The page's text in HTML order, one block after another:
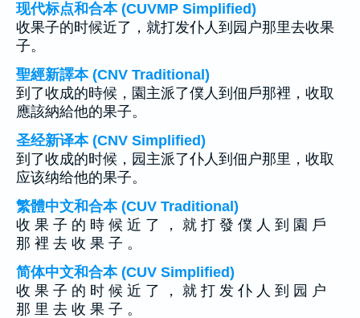
现代标点和合本 (CUVMP Simplified)
收果子的时候近了，就打发仆人到园户那里去收果
子。
聖經新譯本 (CNV Traditional)
到了收成的時候，園主派了僕人到佃戶那裡，收取
應該納給他的果子。
圣经新译本 (CNV Simplified)
到了收成的时候，园主派了仆人到佃户那里，收取
应该纳给他的果子。
繁體中文和合本 (CUV Traditional)
收 果 子 的 時 候 近 了 ， 就 打 發 僕 人 到 園 戶
那 裡 去 收 果 子 。
简体中文和合本 (CUV Simplified)
收 果 子 的 时 候 近 了 ， 就 打 发 仆 人 到 园 户
那 里 去 收 果 子 。